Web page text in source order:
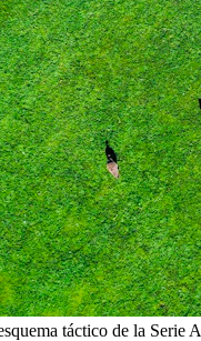
táctico de la Serie A